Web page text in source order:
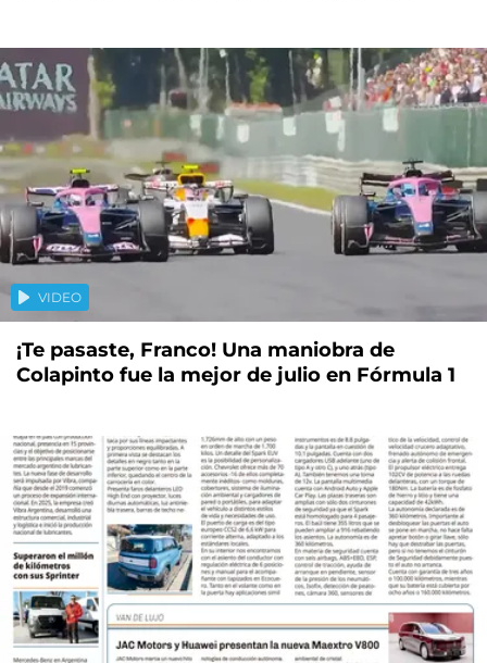
VIDEO
¡Te pasaste, Franco! Una maniobra de
Colapinto fue la mejor de julio en Fórmula 1